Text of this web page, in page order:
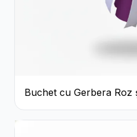
Buchet cu Gerbera Roz
Crizanteme Verzi